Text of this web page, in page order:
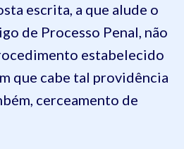
escrita, a que alude o
de Processo Penal, não
estabelecido
que cabe tal providência
cerceamento de